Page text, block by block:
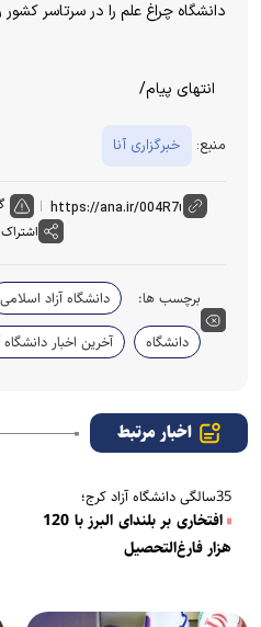
دانشگاه چراغ علم را در سرتاسر
انتهای پیام/
منبع: خبرگزاری آنا
برچسب ها: دانشگاه آزاد اسلامی
دانشگاه
آخرین اخبار دانشگاه
اخبار مرتبط
35سالگی دانشگاه آزاد کرج؛
افتخاری بر بلندای البرز با 120
هزار فارغ‌التحصیل